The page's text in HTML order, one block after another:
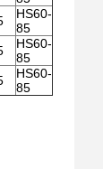
HS60-
85
HS60-
85
HS60-
85